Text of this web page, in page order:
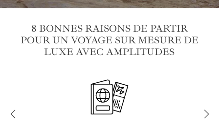
8 BONNES RAISONS DE PARTIR
POUR UN VOYAGE SUR MESURE DE
LUXE AVEC AMPLITUDES